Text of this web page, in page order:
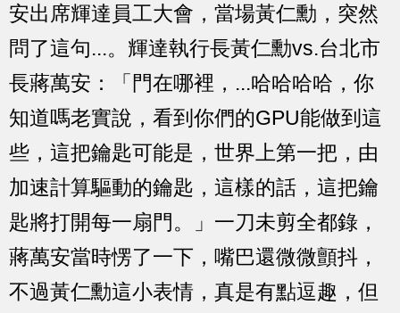
安出席輝達員工大會，當場黃仁勳，突然
問了這句...。輝達執行長黃仁勳vs.台北市
長蔣萬安：「門在哪裡，...哈哈哈哈，你
知道嗎老實說，看到你們的GPU能做到這
些，這把鑰匙可能是，世界上第一把，由
加速計算驅動的鑰匙，這樣的話，這把鑰
匙將打開每一扇門。」一刀未剪全都錄，
蔣萬安當時愣了一下，嘴巴還微微顫抖，
不過黃仁勳這小表情，真是有點逗趣，但